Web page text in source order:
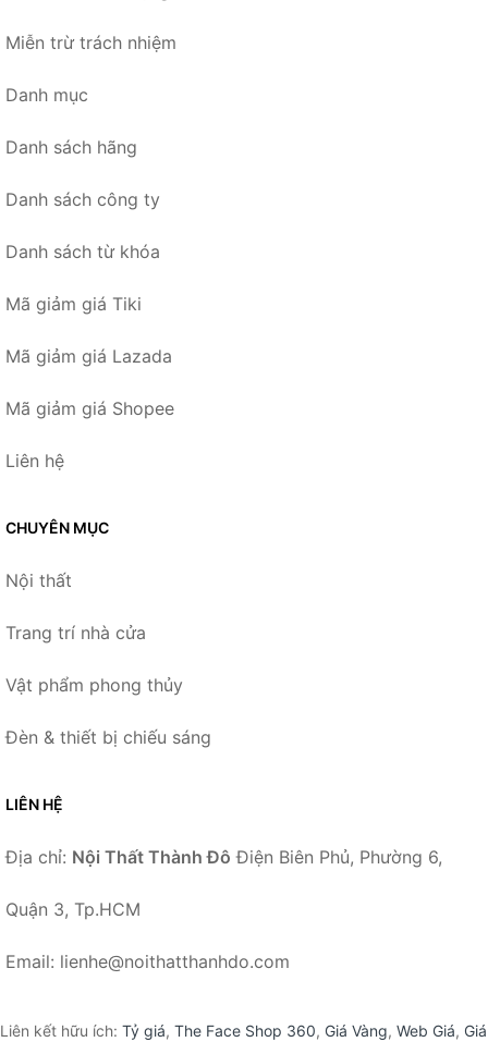
Miễn trừ trách nhiệm
Danh mục
Danh sách hãng
Danh sách công ty
Danh sách từ khóa
Mã giảm giá Tiki
Mã giảm giá Lazada
Mã giảm giá Shopee
Liên hệ
CHUYÊN MỤC
Nội thất
Trang trí nhà cửa
Vật phẩm phong thủy
Đèn & thiết bị chiếu sáng
LIÊN HỆ
Địa chỉ: Nội Thất Thành Đô Điện Biên Phủ, Phường 6,
Quận 3, Tp.HCM
Email: lienhe@noithatthanhdo.com
Liên kết hữu ích: Tỷ giá, The Face Shop 360, Giá Vàng, Web Giá, Giá